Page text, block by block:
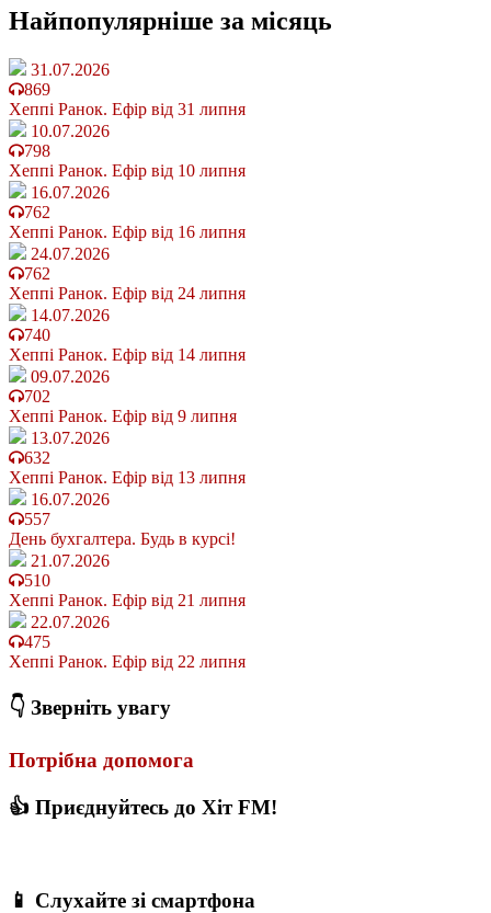
Найпопулярніше за місяць
31.07.2026
869
Хеппі Ранок. Ефір від 31 липня
10.07.2026
798
Хеппі Ранок. Ефір від 10 липня
16.07.2026
762
Хеппі Ранок. Ефір від 16 липня
24.07.2026
762
Хеппі Ранок. Ефір від 24 липня
14.07.2026
740
Хеппі Ранок. Ефір від 14 липня
09.07.2026
702
Хеппі Ранок. Ефір від 9 липня
13.07.2026
632
Хеппі Ранок. Ефір від 13 липня
16.07.2026
557
День бухгалтера. Будь в курсі!
21.07.2026
510
Хеппі Ранок. Ефір від 21 липня
22.07.2026
475
Хеппі Ранок. Ефір від 22 липня
👇 Зверніть увагу
Потрібна допомога
👍 Приєднуйтесь до Хіт FM!
📱 Слухайте зі смартфона